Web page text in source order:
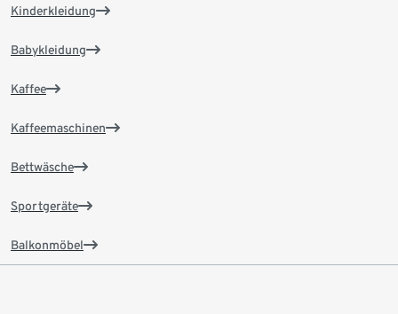
Kinderkleidung
Babykleidung
Kaffee
Kaffeemaschinen
Bettwäsche
Sportgeräte
Balkonmöbel